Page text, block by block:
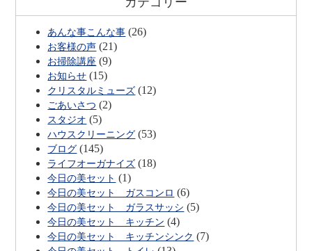
あんな事こんな事 (26)
お客様の声 (21)
お掃除講座 (9)
お知らせ (15)
クリスタルミューズ (12)
ごあいさつ (2)
スタジオ (5)
ハウスクリーニング (53)
ブログ (145)
ライフオーガナイズ (18)
今日の美セット (1)
今日の美セット ガスコンロ (6)
今日の美セット ガラスサッシ (5)
今日の美セット キッチン (4)
今日の美セット キッチンシンク (7)